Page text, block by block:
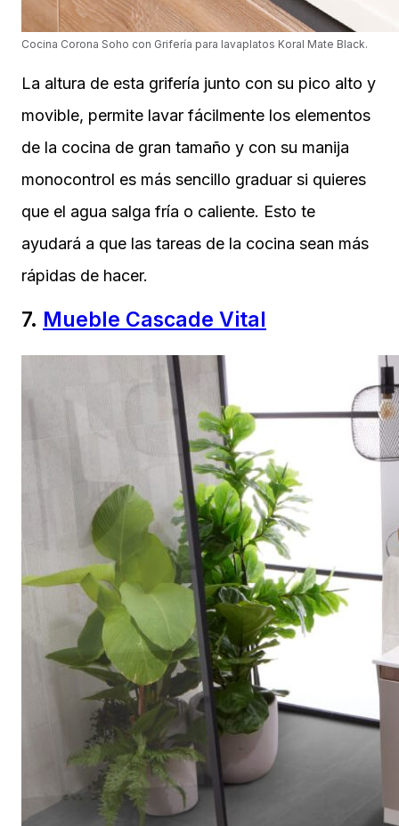
Cocina Corona Soho con Grifería para lavaplatos Koral Mate Black.
La altura de esta grifería junto con su pico alto y
movible, permite lavar fácilmente los elementos
de la cocina de gran tamaño y con su manija
monocontrol es más sencillo graduar si quieres
que el agua salga fría o caliente. Esto te
ayudará a que las tareas de la cocina sean más
rápidas de hacer.
7. Mueble Cascade Vital